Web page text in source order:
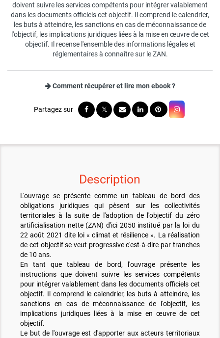
doivent suivre les services compétents pour intégrer valablement
dans les documents officiels cet objectif. Il comprend le calendrier,
les buts à atteindre, les sanctions en cas de méconnaissance de
l'objectif, les implications juridiques liées à la mise en œuvre de cet
objectif. Il recense l'ensemble des informations légales et
réglementaires à connaître sur le ZAN.
Comment récupérer et lire mon ebook ?
Description
L'ouvrage se présente comme un tableau de bord des
obligations juridiques qui pèsent sur les collectivités
territoriales à la suite de l'adoption de l'objectif du zéro
artificialisation nette (ZAN) d'ici 2050 institué par la loi du
22 août 2021 dite loi « climat et résilience ». La réalisation
de cet objectif se veut progressive c'est-à-dire par tranches
de 10 ans.
En tant que tableau de bord, l'ouvrage présente les
instructions que doivent suivre les services compétents
pour intégrer valablement dans les documents officiels cet
objectif. Il comprend le calendrier, les buts à atteindre, les
sanctions en cas de méconnaissance de l'objectif, les
implications juridiques liées à la mise en œuvre de cet
objectif.
Le but de l'ouvrage est d'apporter aux acteurs territoriaux